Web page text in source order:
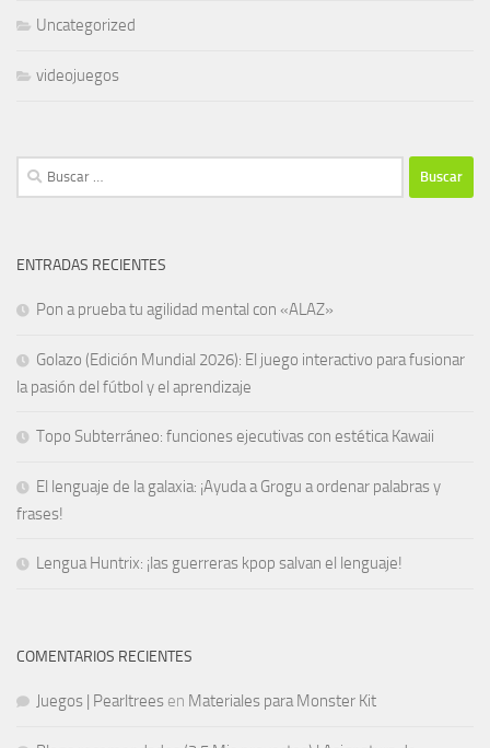
Uncategorized
videojuegos
Buscar:
ENTRADAS RECIENTES
Pon a prueba tu agilidad mental con «ALAZ»
Golazo (Edición Mundial 2026): El juego interactivo para fusionar
la pasión del fútbol y el aprendizaje
Topo Subterráneo: funciones ejecutivas con estética Kawaii
El lenguaje de la galaxia: ¡Ayuda a Grogu a ordenar palabras y
frases!
Lengua Huntrix: ¡las guerreras kpop salvan el lenguaje!
COMENTARIOS RECIENTES
Juegos | Pearltrees en Materiales para Monster Kit